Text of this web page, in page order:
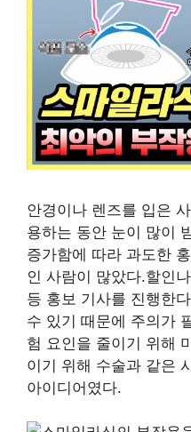
안경이나 렌즈를 입은
용하는 동안 눈이 많이
증가함에 따라 과도한
인 사람이 많았다.할인
등 홍보 기사를 진행한
수 있기 때문에 주의가
험 요인을 줄이기 위해
이기 위해 수술과 같은
아이디어였다.